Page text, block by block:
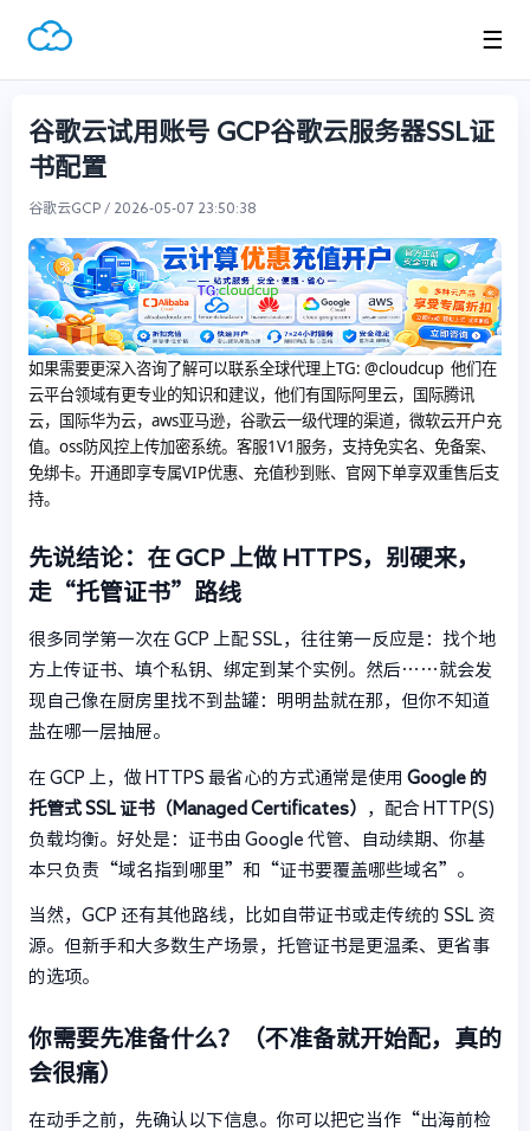
☰
谷歌云试用账号 GCP谷歌云服务器SSL证
书配置
谷歌云GCP / 2026-05-07 23:50:38
如果需要更深入咨询了解可以联系全球代理上TG: @cloudcup 他们在
云平台领域有更专业的知识和建议，他们有国际阿里云，国际腾讯
云，国际华为云，aws亚马逊，谷歌云一级代理的渠道，微软云开户充
值。oss防风控上传加密系统。客服1V1服务，支持免实名、免备案、
免绑卡。开通即享专属VIP优惠、充值秒到账、官网下单享双重售后支
持。
先说结论：在 GCP 上做 HTTPS，别硬来，
走“托管证书”路线
很多同学第一次在 GCP 上配 SSL，往往第一反应是：找个地
方上传证书、填个私钥、绑定到某个实例。然后……就会发
现自己像在厨房里找不到盐罐：明明盐就在那，但你不知道
盐在哪一层抽屉。
在 GCP 上，做 HTTPS 最省心的方式通常是使用 Google 的
托管式 SSL 证书（Managed Certificates）
，配合 HTTP(S)
负载均衡。好处是：证书由 Google 代管、自动续期、你基
本只负责“域名指到哪里”和“证书要覆盖哪些域名”。
当然，GCP 还有其他路线，比如自带证书或走传统的 SSL 资
源。但新手和大多数生产场景，托管证书是更温柔、更省事
的选项。
你需要先准备什么？（不准备就开始配，真的
会很痛）
在动手之前，先确认以下信息。你可以把它当作“出海前检